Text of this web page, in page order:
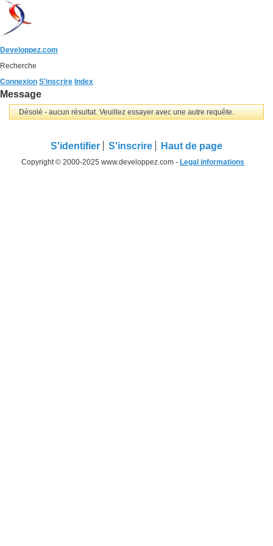
Developpez.com
Recherche
Connexion S'inscrire Index
Message
Désolé - aucun résultat. Veuillez essayer avec une autre requête.
S'identifier S'inscrire Haut de page
Copyright © 2000-2025 www.developpez.com - Legal informations